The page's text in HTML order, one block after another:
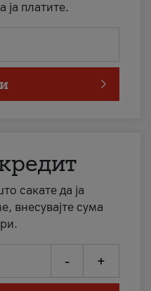
ја платите.
сакате да ја
внесувајте сума
- +